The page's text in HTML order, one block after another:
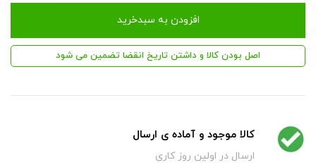
افزودن به سبدخرید
اصل بودن کالا و داشتن تاریخ انقضا تضمین می شود
کالا موجود و آماده ی ارسال
ارسال در اولین روز کاری